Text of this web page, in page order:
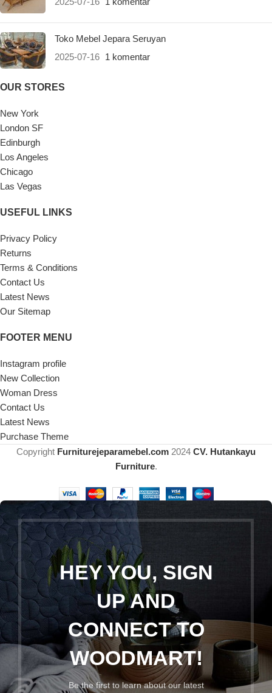
Toko Mebel Jepara Seruyan
2025-07-16 1 komentar
OUR STORES
New York
London SF
Edinburgh
Los Angeles
Chicago
Las Vegas
USEFUL LINKS
Privacy Policy
Returns
Terms & Conditions
Contact Us
Latest News
Our Sitemap
FOOTER MENU
Instagram profile
New Collection
Woman Dress
Contact Us
Latest News
Purchase Theme
Copyright Furniturejeparamebel.com 2024 CV. Hutankayu
Furniture.
HEY YOU, SIGN
UP AND
CONNECT TO
WOODMART!
Be the first to learn about our latest